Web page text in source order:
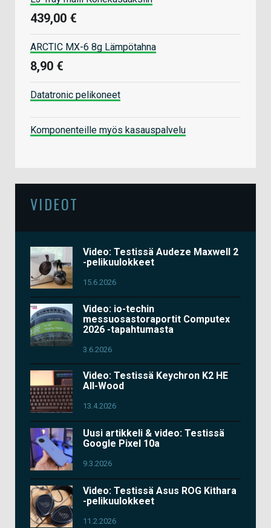
439,00 €
ARCTIC MX-6 8g Lämpötahna
8,90 €
Datatronic pelikoneet
Komponenteille myös kasauspalvelu
VIDEOT
Video: Testissä Audeze Maxwell 2
-pelikuulokkeet
15.6.2026
Video: io-techin
messuosastoraportit Computex
2026 -tapahtumasta
3.6.2026
Video: Testissä Keychron K2 HE
All-Wood
13.4.2026
Uusi artikkeli & video: Testissä
Google Pixel 10a
9.3.2026
Video: Testissä Asus ROG Kithara
-pelikuulokkeet
11.2.2026